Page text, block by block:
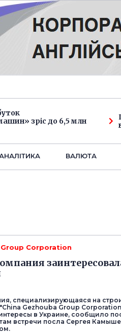
зріс до 6,5 млн
ВАЛЮТА
Corporation
специализирующаяся на
Gezhouba Group
в Украине, сообщило
встречи посла Сергея